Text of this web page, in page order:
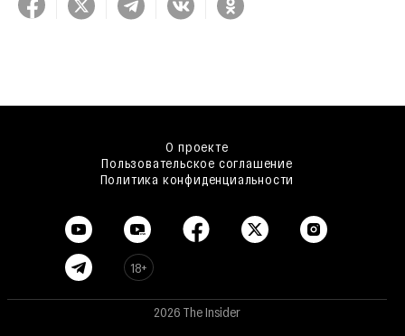
О проекте
Пользовательское соглашение
Политика конфиденциальности
18+
2026 The Insider